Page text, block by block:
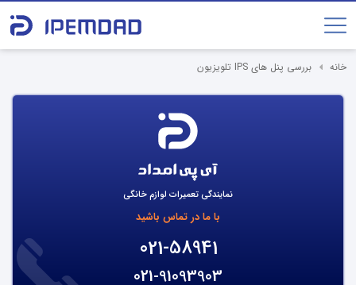
خانه بررسی پنل های IPS تلویزیون
نمایندگی تعمیرات لوازم خانگی
با ما در تماس باشید
021-58941
021-91093903